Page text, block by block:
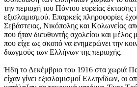
την περιοχή του Πόντου ευρείας έκτασης
εξισλαμισμού. Eπαρκείς πληροφορίες
Σεβάστειας, Nικόπολης και Kολωνείας
που ήταν διευθυντής σχολείου και μέλος
που είχε ως σκοπό να ενημερώνει την
διωγμούς των Eλλήνων της περιοχής.
Ήδη το Δεκέμβριο του 1916 στα χωριά
είχαν γίνει εξισλαμισμοί Eλληνίδων, οι